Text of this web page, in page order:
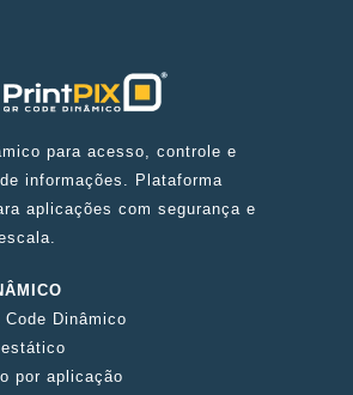
para acesso, controle e
informações. Plataforma
aplicações com segurança e
Dinâmico
por aplicação